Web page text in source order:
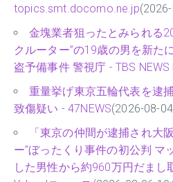
topics.smt.docomo.ne.jp
金塊業者狙ったとみられる
クルーター”の19歳の男を新た
盗予備事件 警視庁 - TBS NEWS
重量挙げ東京五輪代表を逮
致傷疑い - 47NEWS(2026-08-
「東京の仲間が逮捕され大
ー”ぼったくり事件の初公判 マ
した男性から約960万円だまし